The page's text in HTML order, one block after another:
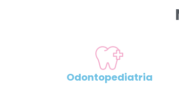
Odontopediatria